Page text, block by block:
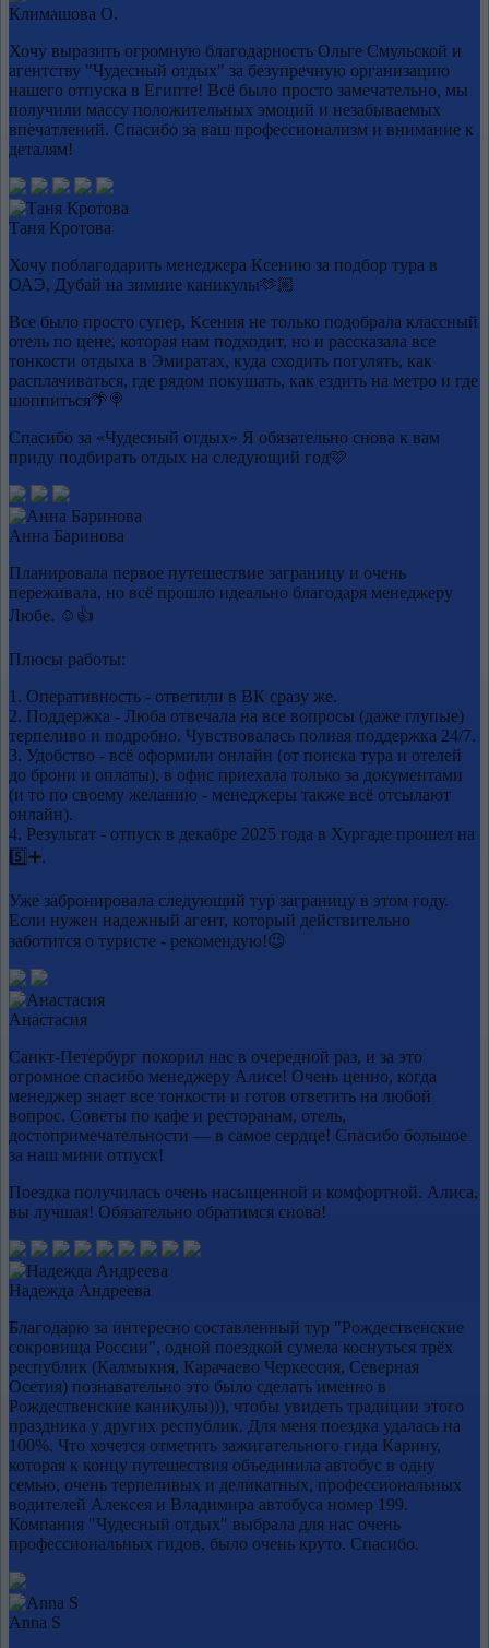
Климашова О.
Хочу выразить огромную благодарность Ольге Смульской и
агентству "Чудесный отдых" за безупречную организацию
нашего отпуска в Египте! Всё было просто замечательно, мы
получили массу положительных эмоций и незабываемых
впечатлений. Спасибо за ваш профессионализм и внимание к
деталям!
Таня Кротова
Хочу поблагодарить менеджера Ксению за подбор тура в
ОАЭ, Дубай на зимние каникулы🫶🏼
Все было просто супер, Ксения не только подобрала классный
отель по цене, которая нам подходит, но и рассказала все
тонкости отдыха в Эмиратах, куда сходить погулять, как
расплачиваться, где рядом покушать, как ездить на метро и где
шоппиться🌴🍭
Спасибо за «Чудесный отдых» Я обязательно снова к вам
приду подбирать отдых на следующий год🩷
Анна Баринова
Планировала первое путешествие заграницу и очень
переживала, но всё прошло идеально благодаря менеджеру
Любе. ☺️👍
Плюсы работы:
1. Оперативность - ответили в ВК сразу же.
2. Поддержка - Люба отвечала на все вопросы (даже глупые)
терпеливо и подробно. Чувствовалась полная поддержка 24/7.
3. Удобство - всё оформили онлайн (от поиска тура и отелей
до брони и оплаты), в офис приехала только за документами
(и то по своему желанию - менеджеры также всё отсылают
онлайн).
4. Результат - отпуск в декабре 2025 года в Хургаде прошел на
5️⃣➕.
Уже забронировала следующий тур заграницу в этом году.
Если нужен надежный агент, который действительно
заботится о туристе - рекомендую!😉
Анастасия
Санкт-Петербург покорил нас в очередной раз, и за это
огромное спасибо менеджеру Алисе! Очень ценно, когда
менеджер знает все тонкости и готов ответить на любой
вопрос. Советы по кафе и ресторанам, отель,
достопримечательности — в самое сердце! Спасибо большое
за наш мини отпуск!
Поездка получилась очень насыщенной и комфортной. Алиса,
вы лучшая! Обязательно обратимся снова!
Надежда Андреева
Благодарю за интересно составленный тур "Рождественские
сокровища России", одной поездкой сумела коснуться трёх
республик (Калмыкия, Карачаево Черкессия, Северная
Осетия) познавательно это было сделать именно в
Рождественские каникулы))), чтобы увидеть традиции этого
праздника у других республик. Для меня поездка удалась на
100%. Что хочется отметить зажигательного гида Карину,
которая к концу путешествия объединила автобус в одну
семью, очень терпеливых и деликатных, профессиональных
водителей Алексея и Владимира автобуса номер 199.
Компания "Чудесный отдых" выбрала для нас очень
профессиональных гидов, было очень круто. Спасибо.
Anna S